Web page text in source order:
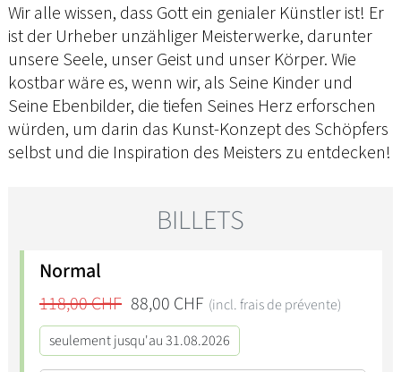
Wir alle wissen, dass Gott ein genialer Künstler ist! Er
ist der Urheber unzähliger Meisterwerke, darunter
unsere Seele, unser Geist und unser Körper. Wie
kostbar wäre es, wenn wir, als Seine Kinder und
Seine Ebenbilder, die tiefen Seines Herz erforschen
würden, um darin das Kunst-Konzept des Schöpfers
selbst und die Inspiration des Meisters zu entdecken!